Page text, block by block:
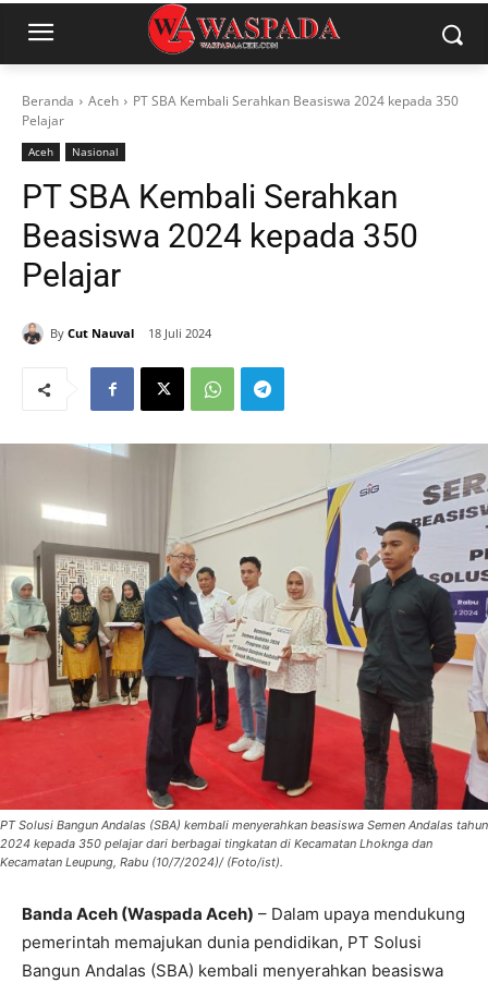
Beranda Aceh
PT SBA Kembali Serahkan Beasiswa 2024 kepada 350
Pelajar
Aceh Nasional
PT SBA Kembali Serahkan
Beasiswa 2024 kepada 350
Pelajar
By Cut Nauval 18 Juli 2024
PT Solusi Bangun Andalas (SBA) kembali menyerahkan beasiswa Semen Andalas tahun
2024 kepada 350 pelajar dari berbagai tingkatan di Kecamatan Lhoknga dan
Kecamatan Leupung, Rabu (10/7/2024)/ (Foto/ist).
Banda Aceh (Waspada Aceh) – Dalam upaya mendukung
pemerintah memajukan dunia pendidikan, PT Solusi
Bangun Andalas (SBA) kembali menyerahkan beasiswa